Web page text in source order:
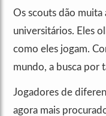
Os scouts dão muita
universitários. Eles
como eles jogam.
mundo, a busca por
Jogadores de
agora mais